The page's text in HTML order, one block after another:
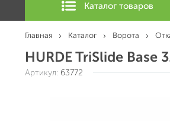
Каталог товаров
Главная Каталог Ворота
HURDE TriSlide Base
Артикул: 63772